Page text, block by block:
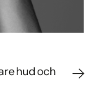
hud och